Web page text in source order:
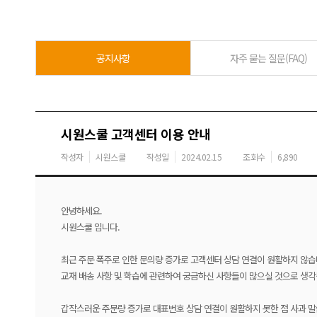
공지사항 자주 묻는 질문(FAQ)
시원스쿨 고객센터 이용 안내
작성자 시원스쿨 작성일 2024.02.15 조회수 6,890
안녕하세요.
시원스쿨 입니다.
최근 주문 폭주로 인한 문의량 증가로 고객센터 상담 연결이 원활하지 않
교재 배송 사항 및 학습에 관련하여 궁금하신 사항들이 많으실 것으로 생
갑작스러운 주문량 증가로 대표번호 상담 연결이 원활하지 못한 점 사과